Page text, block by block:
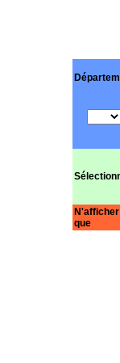
N'afficher
que